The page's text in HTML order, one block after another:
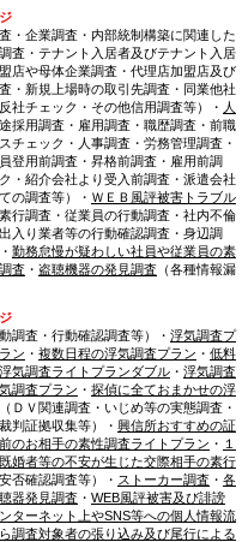
・企業調査・内部統制構築に関連した
査・テナント入居者及びテナント入居
店や母体企業調査・代理店加盟店及び
・新規上場時の取引先調査・同業他社
社チェック・その他信用調査等）・ 人
採用調査・雇用調査・職歴調査・前職
チェック・人事調査・労務管理調査・
登用前調査・昇格前調査・雇用前調
・紹介会社より受入前調査・派遣会社
の調査等）・ ＷＥＢ風評被害トラブル
行調査・従業員の行動調査・社内不倫
入り業者等の行動確認調査・身辺調
勤務怠慢が疑わしい社員や従業員の素
査・ 盗聴機器の発見調査（各種情報漏
調査・行動確認調査等）・ 浮気調査プ
ン ・ 複数日程の浮気調査プラン ・ 低料
浮気調査ライトプランダブル・ 浮気調査
調査プラン ・ 探偵に全ておまかせの浮
（ＤＶ関連調査・いじめ等の実態調査・
判証拠収集等）・ 興信所おすすめの証
のお相手の素性調査ライトプラン ・ １
婚者等の不安が生じた交際相手の素行
否確認調査等）・ ストーカー調査・ 各
器発見調査・ WEB風評被害及び誹謗
ターネット上やSNS等への個人情報流
調査対象者の張り込み及び尾行による